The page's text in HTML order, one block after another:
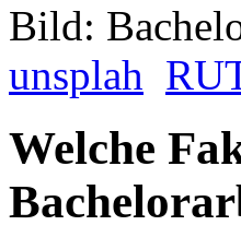
Bild:
unsplah
Welche